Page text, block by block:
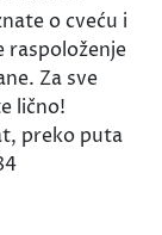
o cveću i
raspoloženje
Za sve
lično!
preko puta